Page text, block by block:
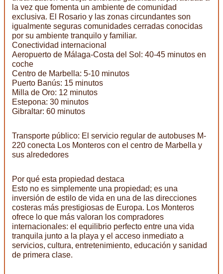
la vez que fomenta un ambiente de comunidad
exclusiva. El Rosario y las zonas circundantes son
igualmente seguras comunidades cerradas conocidas
por su ambiente tranquilo y familiar.
Conectividad internacional
Aeropuerto de Málaga-Costa del Sol: 40-45 minutos en
coche
Centro de Marbella: 5-10 minutos
Puerto Banús: 15 minutos
Milla de Oro: 12 minutos
Estepona: 30 minutos
Gibraltar: 60 minutos
Transporte público: El servicio regular de autobuses M-
220 conecta Los Monteros con el centro de Marbella y
sus alrededores
Por qué esta propiedad destaca
Esto no es simplemente una propiedad; es una
inversión de estilo de vida en una de las direcciones
costeras más prestigiosas de Europa. Los Monteros
ofrece lo que más valoran los compradores
internacionales: el equilibrio perfecto entre una vida
tranquila junto a la playa y el acceso inmediato a
servicios, cultura, entretenimiento, educación y sanidad
de primera clase.